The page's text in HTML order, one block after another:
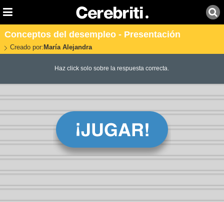
Conceptos del desempleo - Presentación
Creado por: María Alejandra
Haz click solo sobre la respuesta correcta.